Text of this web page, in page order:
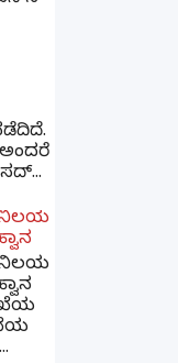
ನಿಲಯ
ನಿಲಯ